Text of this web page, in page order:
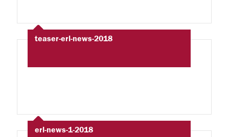
teaser-erl-news-2018
erl-news-1-2018